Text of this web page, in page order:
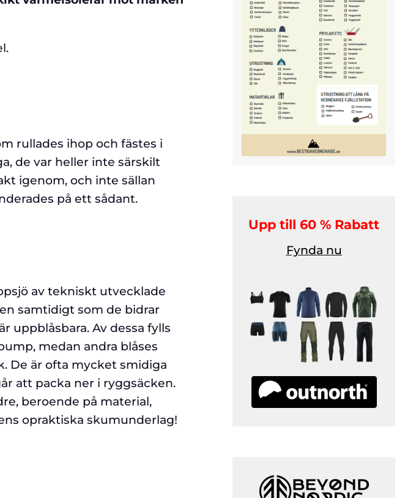
rullades ihop och fästes i
de var heller inte särskilt
igenom, och inte sällan
på ett sådant.
av tekniskt utvecklade
samtidigt som de bidrar
uppblåsbara. Av dessa fylls
medan andra blåses
De är ofta mycket smidiga
att packa ner i ryggsäcken.
beroende på material,
opraktiska skumunderlag!
Upp till 60 % Rabatt
Fynda nu